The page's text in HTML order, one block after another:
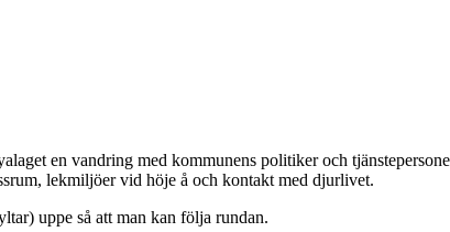
en vandring med kommunens politiker och
lekmiljöer vid höje å och kontakt med djurlivet.
uppe så att man kan följa rundan.